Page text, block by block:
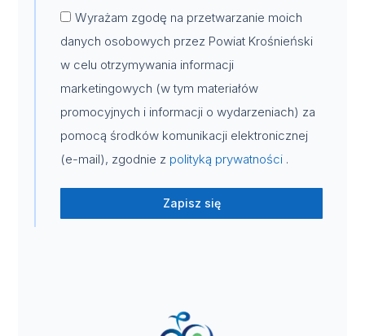
Wyrażam zgodę na przetwarzanie moich
danych osobowych przez Powiat Krośnieński
w celu otrzymywania informacji
marketingowych (w tym materiałów
promocyjnych i informacji o wydarzeniach) za
pomocą środków komunikacji elektronicznej
(e-mail), zgodnie z polityką prywatności .
Zapisz się